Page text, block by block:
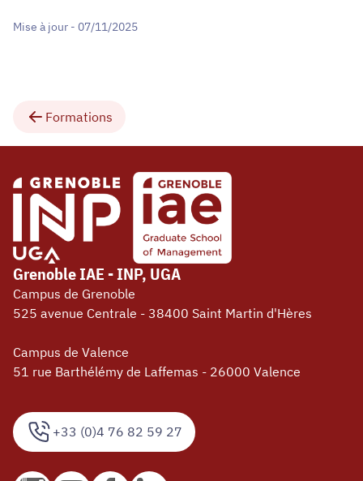
Mise à jour - 07/11/2025
Formations
+33 (0)4 76 82 59 27
Grenoble IAE - INP, UGA
Campus de Grenoble
525 avenue Centrale - 38400 Saint Martin d'Hères
Campus de Valence
51 rue Barthélémy de Laffemas - 26000 Valence